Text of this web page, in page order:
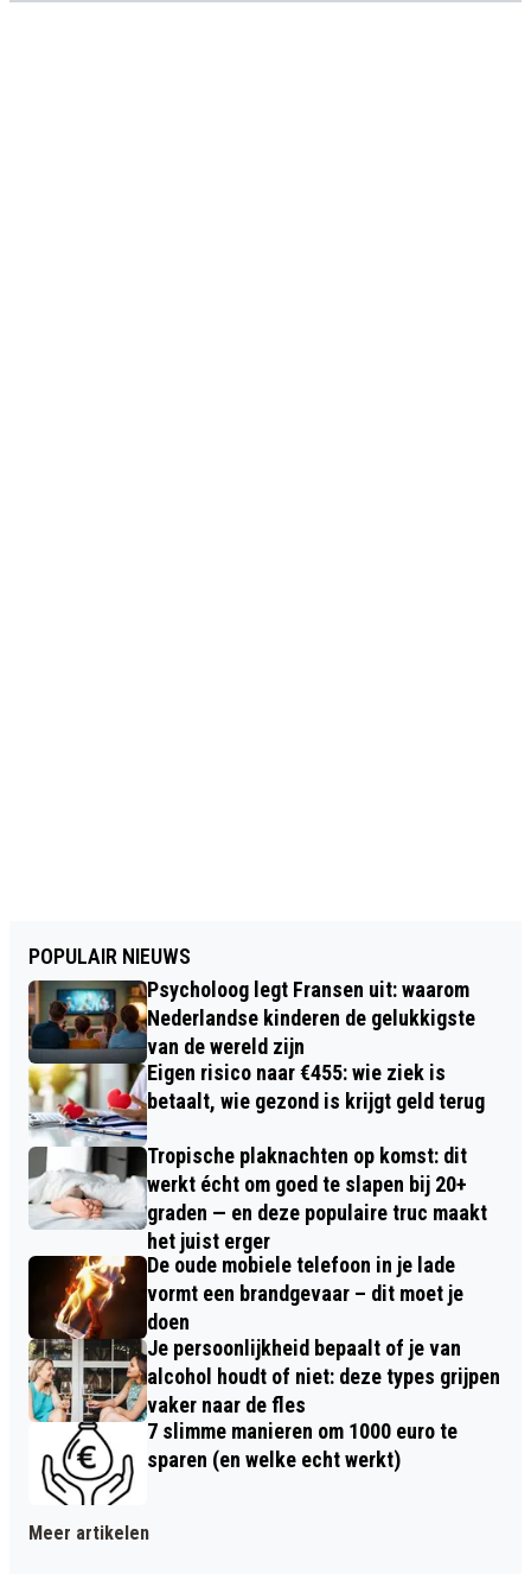
POPULAIR NIEUWS
Psycholoog legt Fransen uit: waarom
Nederlandse kinderen de gelukkigste
van de wereld zijn
Eigen risico naar €455: wie ziek is
betaalt, wie gezond is krijgt geld terug
Tropische plaknachten op komst: dit
werkt écht om goed te slapen bij 20+
graden — en deze populaire truc maakt
het juist erger
De oude mobiele telefoon in je lade
vormt een brandgevaar – dit moet je
doen
Je persoonlijkheid bepaalt of je van
alcohol houdt of niet: deze types grijpen
vaker naar de fles
7 slimme manieren om 1000 euro te
sparen (en welke echt werkt)
Meer artikelen